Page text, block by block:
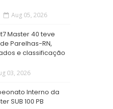
Aug 05, 2026
Master 40 teve
Parelhas-RN,
e classificação
03, 2026
Interno da
SUB 100 PB